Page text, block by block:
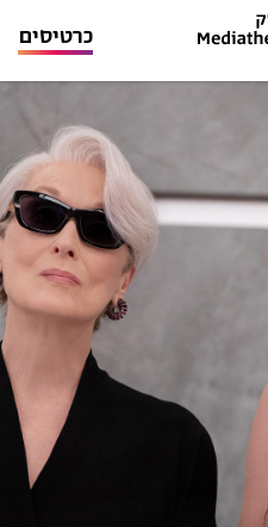
כרטיסים